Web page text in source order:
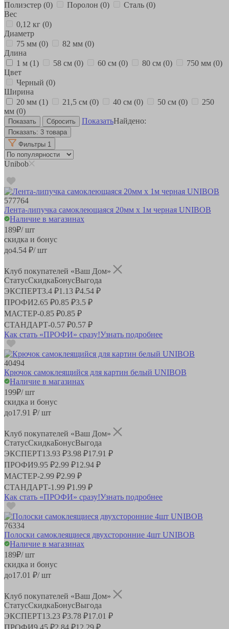
Полиэстер (0) Поролон (0) Сталь (0)
Вес
0,12 кг (0)
Диаметр
75 мм (0) 82 мм (0)
Длина
1 м (1) 58 см (0) 60 см (0) 80 см (0) 750 мм (0)
Цвет
Черный (0)
Ширина
20 мм (1) 21,5 см (0) 40 см (0) 50 см (0)
250
мм (0)
ПоказатьНайдено:
Показать: 3 товара
Фильтры 1
Unibob
577764
Лента-липучка самоклеющаяся 20мм х 1м черная UNIBOB
Наличие в магазинах
189₽/ шт
скидка и бонус
до4.54 ₽/ шт
Клуб покупателей «Ваш Дом»
СтатусСкидкаБонусВыгода
ЭКСПЕРТ3.4 ₽1.13 ₽4.54 ₽
ПРОФИ2.65 ₽0.85 ₽3.5 ₽
МАСТЕР-0.85 ₽0.85 ₽
СТАНДАРТ-0.57 ₽0.57 ₽
Как стать «ПРОФИ» сразу!Узнать подробнее
40494
Крючок самоклеящийся для картин белый UNIBOB
Наличие в магазинах
199₽/ шт
скидка и бонус
до17.91 ₽/ шт
Клуб покупателей «Ваш Дом»
СтатусСкидкаБонусВыгода
ЭКСПЕРТ13.93 ₽3.98 ₽17.91 ₽
ПРОФИ9.95 ₽2.99 ₽12.94 ₽
МАСТЕР-2.99 ₽2.99 ₽
СТАНДАРТ-1.99 ₽1.99 ₽
Как стать «ПРОФИ» сразу!Узнать подробнее
76334
Полоски самоклеящиеся двухсторонние 4шт UNIBOB
Наличие в магазинах
189₽/ шт
скидка и бонус
до17.01 ₽/ шт
Клуб покупателей «Ваш Дом»
СтатусСкидкаБонусВыгода
ЭКСПЕРТ13.23 ₽3.78 ₽17.01 ₽
ПРОФИ9.45 ₽2.84 ₽12.29 ₽